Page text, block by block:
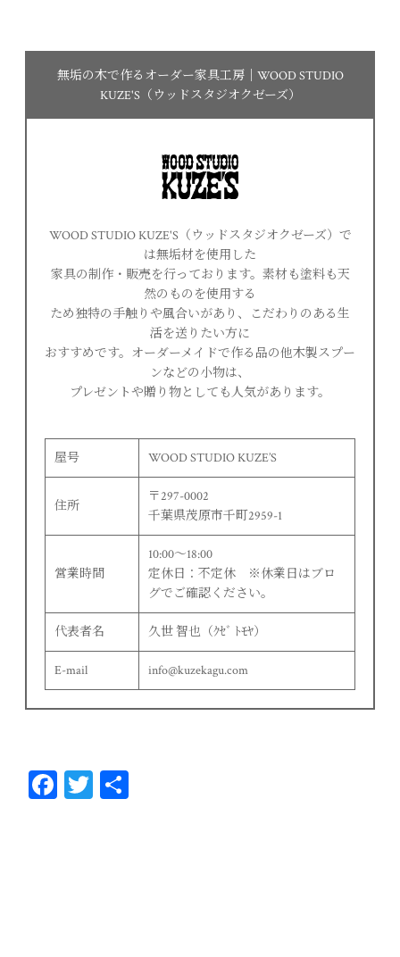
無垢の木で作るオーダー家具工房｜WOOD STUDIO
KUZE'S（ウッドスタジオクゼーズ）
WOOD STUDIO KUZE'S（ウッドスタジオクゼーズ）で
は無垢材を使用した
家具の制作・販売を行っております。素材も塗料も天
然のものを使用する
ため独特の手触りや風合いがあり、こだわりのある生
活を送りたい方に
おすすめです。オーダーメイドで作る品の他木製スプー
ンなどの小物は、
プレゼントや贈り物としても人気があります。
屋号 WOOD STUDIO KUZE’S
住所
〒297-0002
千葉県茂原市千町2959-1
営業時間
10:00〜18:00
定休日：不定休 ※休業日はブロ
グでご確認ください。
代表者名 久世 智也（ｸｾﾞ ﾄﾓﾔ）
E-mail info@kuzekagu.com
Fa T